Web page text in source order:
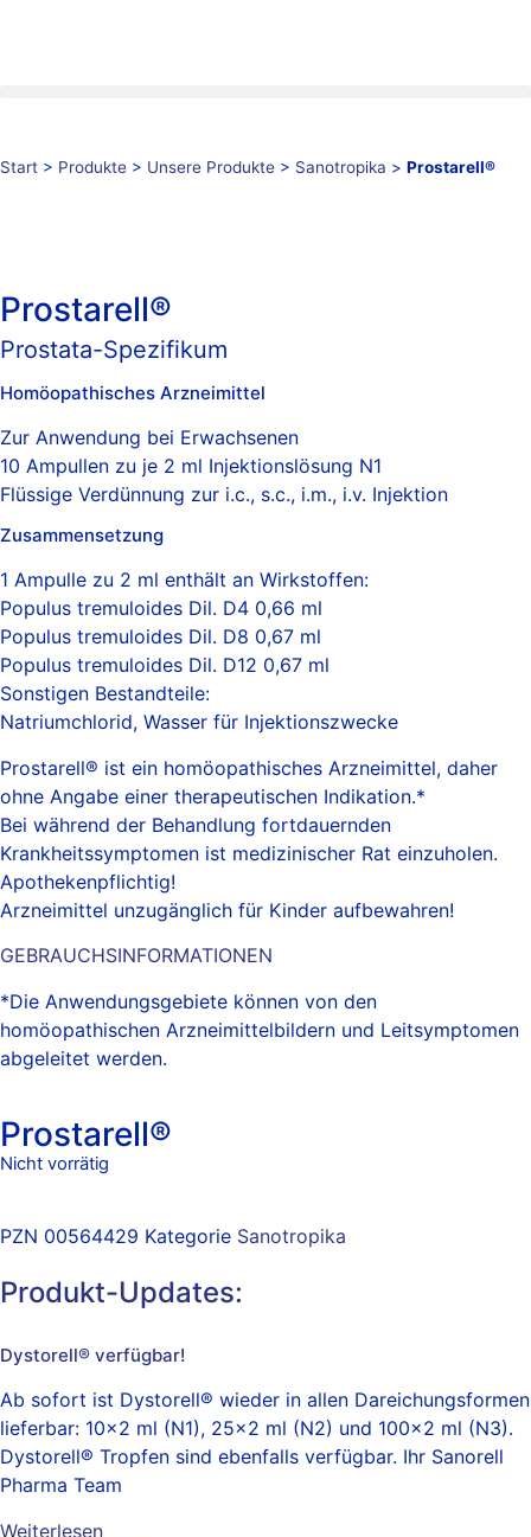
Start > Produkte > Unsere Produkte > Sanotropika > Prostarell®
Prostarell®
Prostata-Spezifikum
Homöopathisches Arzneimittel
Zur Anwendung bei Erwachsenen
10 Ampullen zu je 2 ml Injektionslösung N1
Flüssige Verdünnung zur i.c., s.c., i.m., i.v. Injektion
Zusammensetzung
1 Ampulle zu 2 ml enthält an Wirkstoffen:
Populus tremuloides Dil. D4 0,66 ml
Populus tremuloides Dil. D8 0,67 ml
Populus tremuloides Dil. D12 0,67 ml
Sonstigen Bestandteile:
Natriumchlorid, Wasser für Injektionszwecke
Prostarell® ist ein homöopathisches Arzneimittel, daher
ohne Angabe einer therapeutischen Indikation.*
Bei während der Behandlung fortdauernden
Krankheitssymptomen ist medizinischer Rat einzuholen.
Apothekenpflichtig!
Arzneimittel unzugänglich für Kinder aufbewahren!
GEBRAUCHSINFORMATIONEN
*Die Anwendungsgebiete können von den
homöopathischen Arzneimittelbildern und Leitsymptomen
abgeleitet werden.
Prostarell®
Nicht vorrätig
PZN 00564429 Kategorie Sanotropika
Produkt-Updates:
Dystorell® verfügbar!
Ab sofort ist Dystorell® wieder in allen Dareichungsformen
lieferbar: 10×2 ml (N1), 25×2 ml (N2) und 100×2 ml (N3).
Dystorell® Tropfen sind ebenfalls verfügbar. Ihr Sanorell
Pharma Team
Weiterlesen